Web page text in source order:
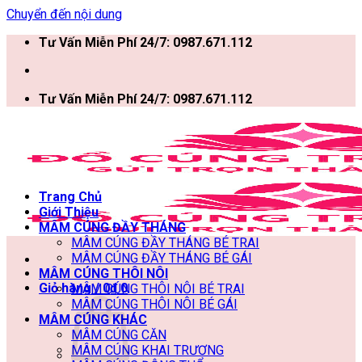
Chuyển đến nội dung
Tư Vấn Miễn Phí 24/7: 0987.671.112
Tư Vấn Miễn Phí 24/7: 0987.671.112
Giỏ hàng /0₫ 0
Trang Chủ
Giới Thiệu
MÂM CÚNG ĐẦY THÁNG
MÂM CÚNG ĐẦY THÁNG BÉ TRAI
MÂM CÚNG ĐẦY THÁNG BÉ GÁI
MÂM CÚNG THÔI NÔI
MÂM CÚNG THÔI NÔI BÉ TRAI
MÂM CÚNG THÔI NÔI BÉ GÁI
MÂM CÚNG KHÁC
MÂM CÚNG CĂN
MÂM CÚNG KHAI TRƯƠNG